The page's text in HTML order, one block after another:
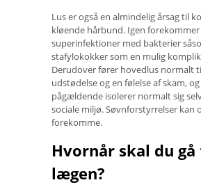
Lus er også en almindelig årsag til
kløende hårbund. Igen forekommer
superinfektioner med bakterier
stafylokokker som en mulig
Derudover fører hovedlus normalt
udstødelse og en følelse af skam,
pågældende isolerer normalt sig
sociale miljø. Søvnforstyrrelser kan
forekomme.
Hvornår skal du
lægen?